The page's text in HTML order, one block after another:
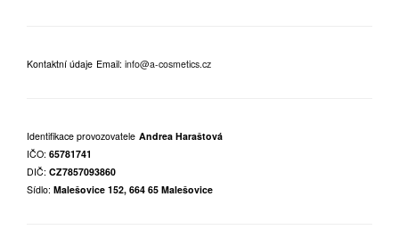
Kontaktní údaje Email: info@a-cosmetics.cz
Identifikace provozovatele Andrea Haraštová
IČO: 65781741
DIČ: CZ7857093860
Sídlo: Malešovice 152, 664 65 Malešovice